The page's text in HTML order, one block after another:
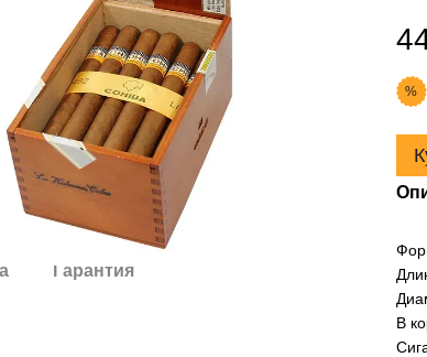
Гарантия
%
В